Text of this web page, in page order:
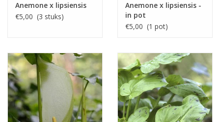
Anemone x lipsiensis
€5,00 (3 stuks)
Anemone x lipsiensis -
in pot
€5,00 (1 pot)